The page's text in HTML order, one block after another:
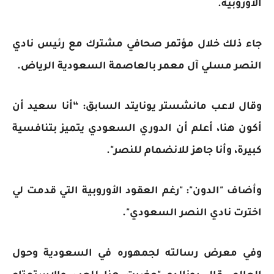
الأوروبية.
جاء ذلك خلال مؤتمر صحافي مشترك مع رئيس نادي
النصر مسلي آل معمر بالعاصمة السعودية الرياض.
وقال لاعب مانشستر يونايتد السابق: “أنا سعيد أن
أكون هنا، أعلم أن الدوري السعودي يتميز بتنافسية
كبيرة، وأنا جاهز للانضمام للنصر".
وأضاف "الدون": "رغم العقود الأوروبية التي قدمت لي
اخترت نادي النصر السعودي".
وفي معرض رسالته لجمهوره في السعودية وحول